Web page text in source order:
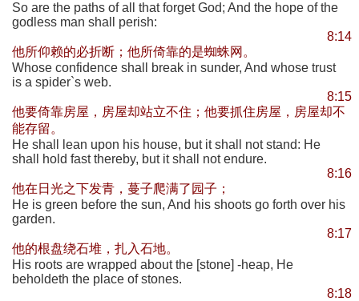
So are the paths of all that forget God; And the hope of the
godless man shall perish:
8:14
他所仰赖的必折断；他所倚靠的是蜘蛛网。
Whose confidence shall break in sunder, And whose trust
is a spider`s web.
8:15
他要倚靠房屋，房屋却站立不住；他要抓住房屋，房屋却不
能存留。
He shall lean upon his house, but it shall not stand: He
shall hold fast thereby, but it shall not endure.
8:16
他在日光之下发青，蔓子爬满了园子；
He is green before the sun, And his shoots go forth over his
garden.
8:17
他的根盘绕石堆，扎入石地。
His roots are wrapped about the [stone] -heap, He
beholdeth the place of stones.
8:18